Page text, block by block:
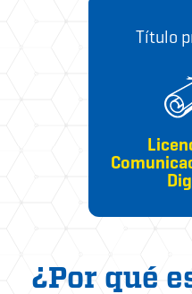
Título
¿Por qué